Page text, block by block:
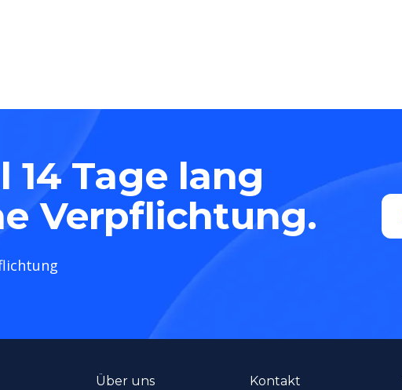
14 Tage lang
Verpflichtung.
Über uns Kontakt